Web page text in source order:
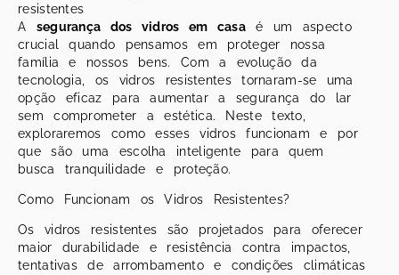
resistentes
A segurança dos vidros em casa é um aspecto
crucial quando pensamos em proteger nossa
família e nossos bens. Com a evolução da
tecnologia, os vidros resistentes tornaram-se uma
opção eficaz para aumentar a segurança do lar
sem comprometer a estética. Neste texto,
exploraremos como esses vidros funcionam e por
que são uma escolha inteligente para quem
busca tranquilidade e proteção.
Como Funcionam os Vidros Resistentes?
Os vidros resistentes são projetados para oferecer
maior durabilidade e resistência contra impactos,
tentativas de arrombamento e condições climáticas